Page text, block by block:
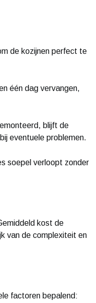
de kozijnen perfect te
één dag vervangen,
blijft de
eventuele problemen.
soepel verloopt zonder
kost de
van de complexiteit en
factoren bepalend: